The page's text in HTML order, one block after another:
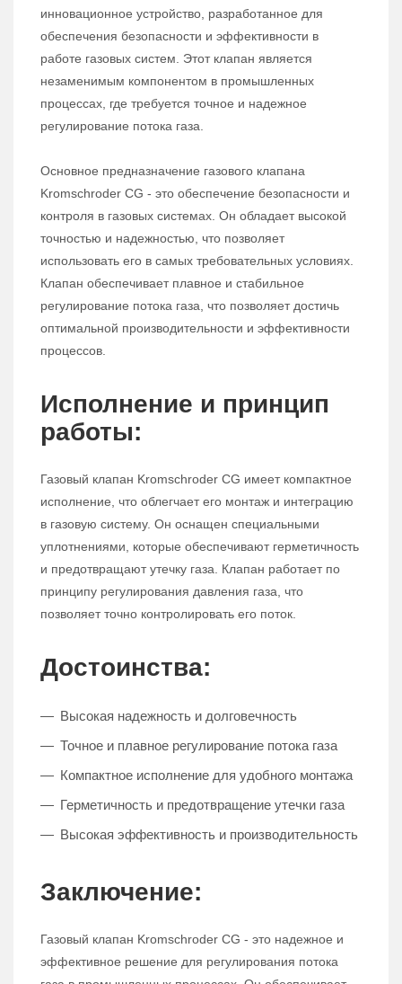
инновационное устройство, разработанное для
обеспечения безопасности и эффективности в
работе газовых систем. Этот клапан является
незаменимым компонентом в промышленных
процессах, где требуется точное и надежное
регулирование потока газа.
Основное предназначение газового клапана
Kromschroder CG - это обеспечение безопасности и
контроля в газовых системах. Он обладает высокой
точностью и надежностью, что позволяет
использовать его в самых требовательных условиях.
Клапан обеспечивает плавное и стабильное
регулирование потока газа, что позволяет достичь
оптимальной производительности и эффективности
процессов.
Исполнение и принцип
работы:
Газовый клапан Kromschroder CG имеет компактное
исполнение, что облегчает его монтаж и интеграцию
в газовую систему. Он оснащен специальными
уплотнениями, которые обеспечивают герметичность
и предотвращают утечку газа. Клапан работает по
принципу регулирования давления газа, что
позволяет точно контролировать его поток.
Достоинства:
Высокая надежность и долговечность
Точное и плавное регулирование потока газа
Компактное исполнение для удобного монтажа
Герметичность и предотвращение утечки газа
Высокая эффективность и производительность
Заключение:
Газовый клапан Kromschroder CG - это надежное и
эффективное решение для регулирования потока